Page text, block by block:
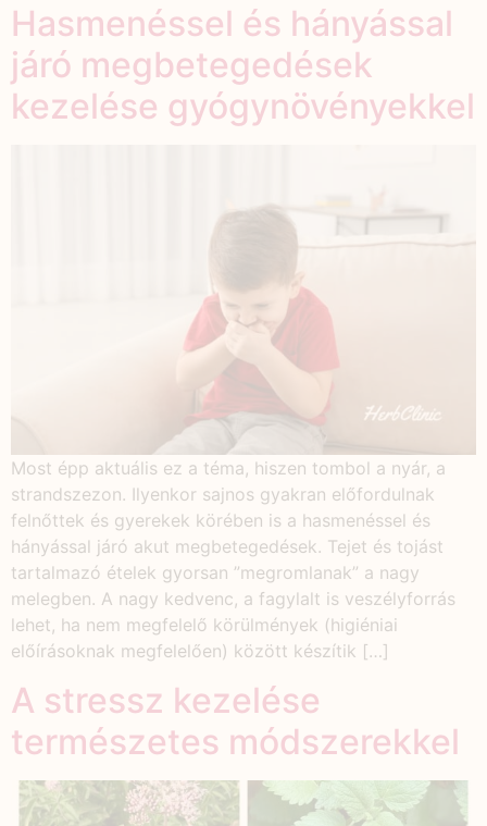
Hasmenéssel és hányással
járó megbetegedések
kezelése gyógynövényekkel
Most épp aktuális ez a téma, hiszen tombol a nyár, a
strandszezon. Ilyenkor sajnos gyakran előfordulnak
felnőttek és gyerekek körében is a hasmenéssel és
hányással járó akut megbetegedések. Tejet és tojást
tartalmazó ételek gyorsan ”megromlanak” a nagy
melegben. A nagy kedvenc, a fagylalt is veszélyforrás
lehet, ha nem megfelelő körülmények (higiéniai
előírásoknak megfelelően) között készítik […]
A stressz kezelése
természetes módszerekkel